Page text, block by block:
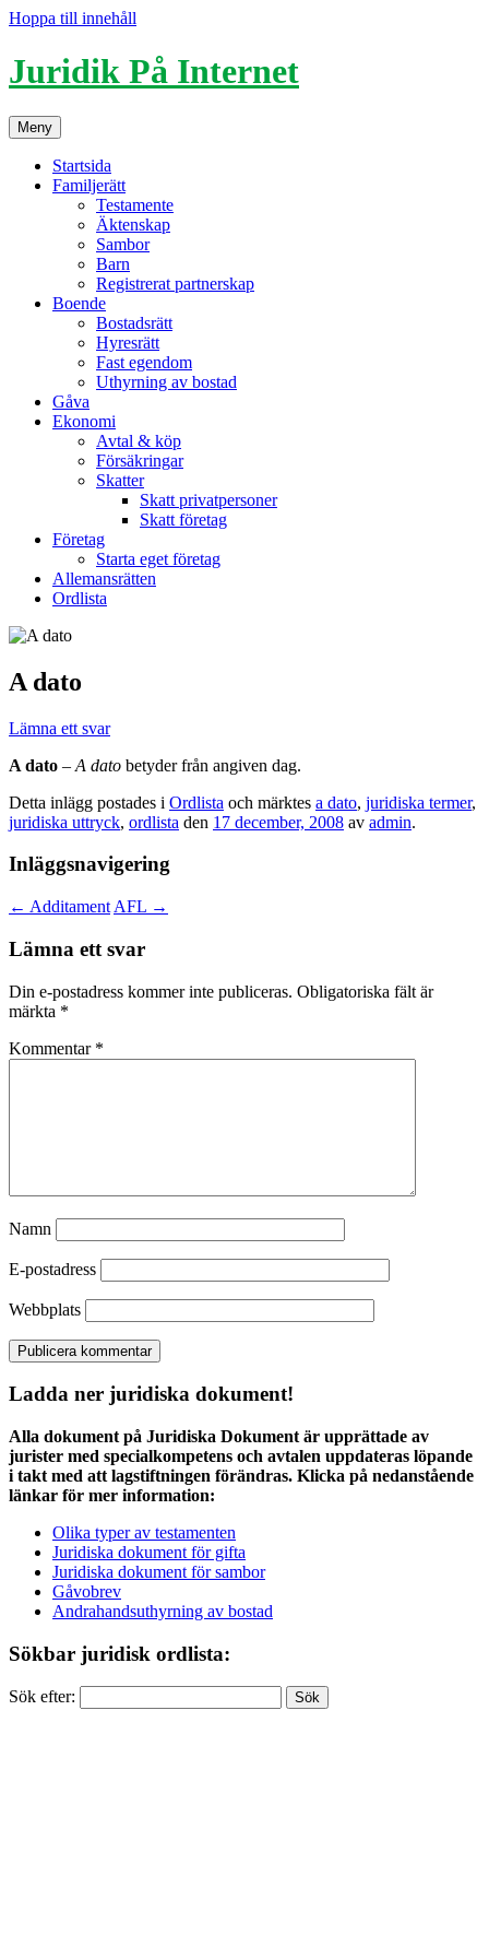
Hoppa till innehåll
Juridik På Internet
Meny
Startsida
Familjerätt
Testamente
Äktenskap
Sambor
Barn
Registrerat partnerskap
Boende
Bostadsrätt
Hyresrätt
Fast egendom
Uthyrning av bostad
Gåva
Ekonomi
Avtal & köp
Försäkringar
Skatter
Skatt privatpersoner
Skatt företag
Företag
Starta eget företag
Allemansrätten
Ordlista
A dato
Lämna ett svar
A dato – A dato betyder från angiven dag.
Detta inlägg postades i Ordlista och märktes a dato, juridiska termer,
juridiska uttryck, ordlista den 17 december, 2008 av admin.
Inläggsnavigering
← Additament AFL →
Lämna ett svar
Din e-postadress kommer inte publiceras. Obligatoriska fält är
märkta *
Kommentar *
Namn
E-postadress
Webbplats
Ladda ner juridiska dokument!
Alla dokument på Juridiska Dokument är upprättade av
jurister med specialkompetens och avtalen uppdateras löpande
i takt med att lagstiftningen förändras. Klicka på nedanstående
länkar för mer information:
Olika typer av testamenten
Juridiska dokument för gifta
Juridiska dokument för sambor
Gåvobrev
Andrahandsuthyrning av bostad
Sökbar juridisk ordlista:
Sök efter: